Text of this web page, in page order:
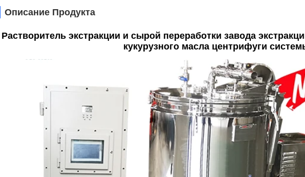
Описание Продукта
Растворитель экстракции и сырой переработки завода
кукурузного масла центрифуги